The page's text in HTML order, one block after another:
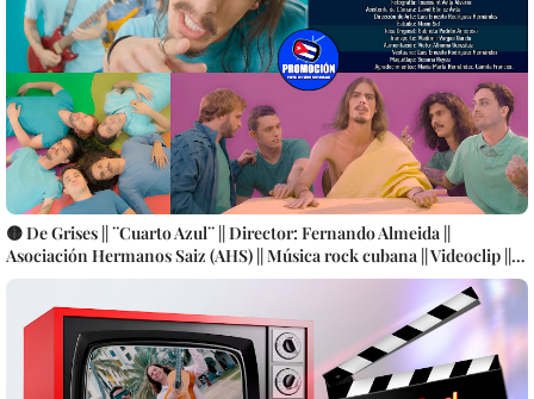
🟡 De Grises || ¨Cuarto Azul¨ || Director: Fernando Almeida ||
Asociación Hermanos Saiz (AHS) || Música rock cubana || Videoclip ||
CUBA